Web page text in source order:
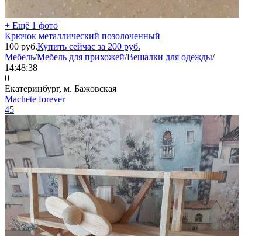
+ Ещё 1 фото
Крючок металлический позолоченный
100 руб.Купить сейчас за 200 руб.
Мебель/Мебель для прихожей/Вешалки для одежды/
14:48:38
0
Екатеринбург, м. Бажовская
Machete forever
45